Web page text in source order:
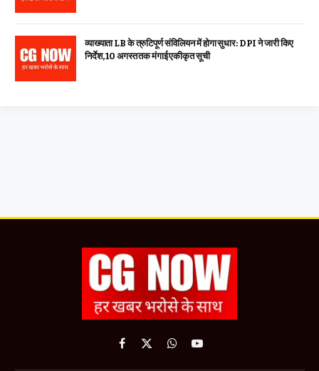
व्याख्याता LB के त्रुटिपूर्ण संविलियन में होगा सुधार: DPI ने जारी किए
निर्देश, 10 अगस्त तक मंगाई एकीकृत सूची
Facebook
X
WhatsApp
YouTube